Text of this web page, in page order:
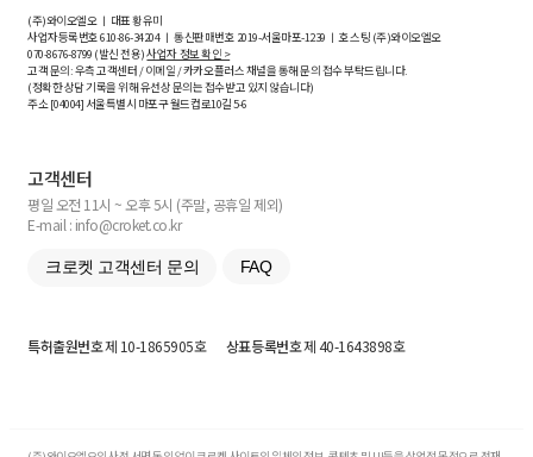
(주)와이오엘오 ㅣ 대표 황유미
사업자등록번호610-86-34204ㅣ 통신판매번호 2019-서울마포-1239 ㅣ 호스팅 (주)와이오엘오
070-8676-8799 (발신 전용)사업자 정보 확인 >
고객 문의: 우측 고객센터 / 이메일 / 카카오플러스 채널을 통해 문의 접수 부탁드립니다.
(정확한 상담 기록을 위해 유선상 문의는 접수받고 있지 않습니다)
주소 [04004] 서울특별시 마포구 월드컵로10길5-6
고객센터
평일 오전 11시 ~ 오후 5시 (주말, 공휴일 제외)
E-mail : info@croket.co.kr
크로켓 고객센터 문의 FAQ
특허출원번호제 10-1865905호 상표등록번호제 40-1643898호